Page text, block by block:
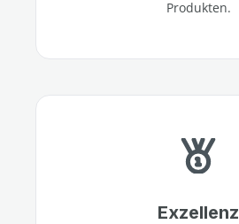
Produkten.
Exzellenz